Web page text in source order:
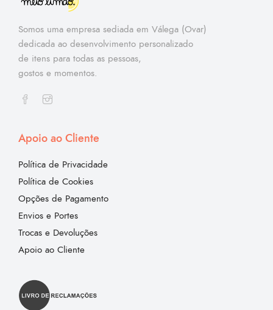
Somos uma empresa sediada em Válega (Ovar)
dedicada ao desenvolvimento personalizado
de itens para todas as pessoas,
gostos e momentos.
Apoio ao Cliente
Política de Privacidade
Política de Cookies
Opções de Pagamento
Envios e Portes
Trocas e Devoluções
Apoio ao Cliente